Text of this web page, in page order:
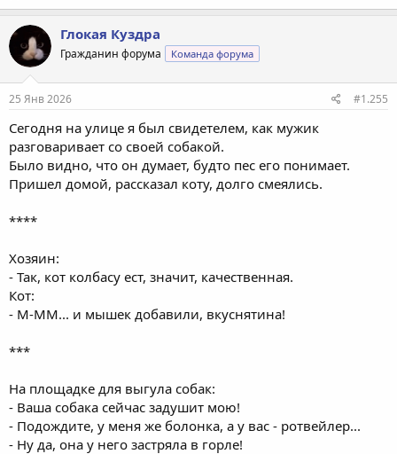
Глокая Куздра
Гражданин форума Команда форума
25 Янв 2026 #1.255
Сегодня на улице я был свидетелем, как мужик
разговаривает со своей собакой.
Было видно, что он думает, будто пес его понимает.
Пришел домой, рассказал коту, долго смеялись.
****
Хозяин:
- Так, кот колбасу ест, значит, качественная.
Кот:
- M-MM... и мышек добавили, вкуснятина!
***
На площадке для выгула собак:
- Ваша собака сейчас задушит мою!
- Подождите, у меня же болонка, а у вас - ротвейлер...
- Ну да, она у него застряла в горле!